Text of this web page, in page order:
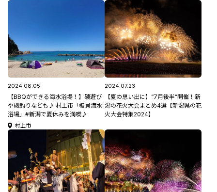
2024.08.05
【BBQができる海水浴場！】磯遊び
や磯釣りなども♪ 村上市「板貝海水
浴場」#新潟で夏休みを満喫♪
村上市
2024.07.23
【夏の思い出に】“7月後半”開催！新
潟の花火大会まとめ4選【新潟県の花
火大会特集2024】